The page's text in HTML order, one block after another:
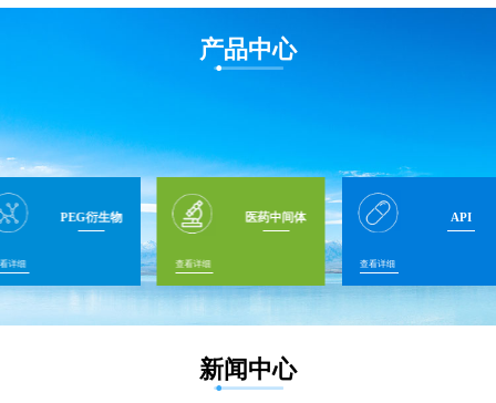
产品中心
详细
PEG衍生物
查看详细
医药中间体
查看详细
API
新闻中心